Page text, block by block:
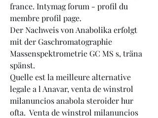
france. Intymag forum - profil du
membre profil page.
Der Nachweis von Anabolika erfolgt
mit der Gaschromatographie
Massenspektrometrie GC MS s, träna
spänst.
Quelle est la meilleure alternative
legale a l Anavar, venta de winstrol
milanuncios anabola steroider hur
ofta.  Venta de winstrol milanuncios